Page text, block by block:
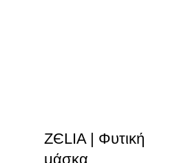
ZЄLIA | Φυτική
μάσκα